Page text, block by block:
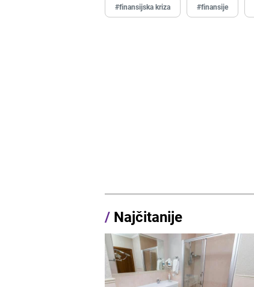
#finansijska kriza #finansije
/ Najčitanije